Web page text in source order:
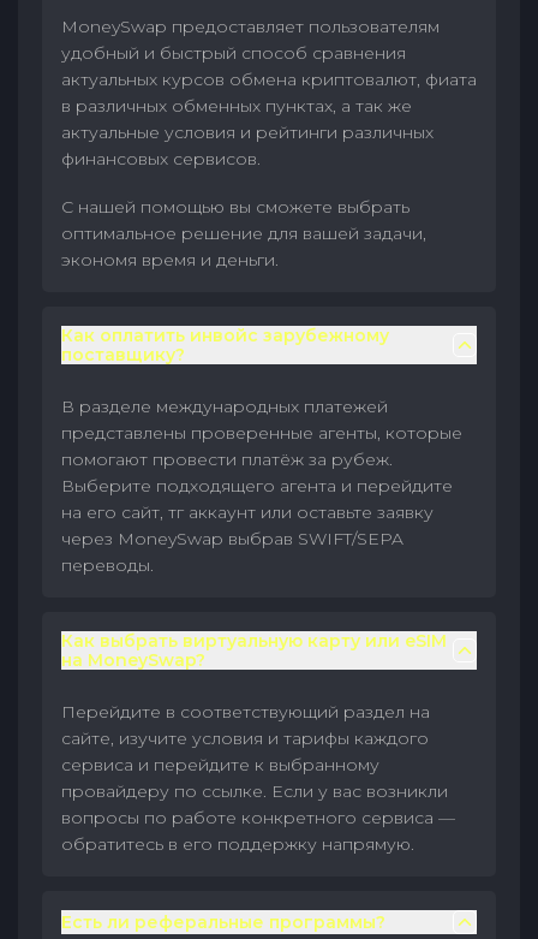
MoneySwap предоставляет пользователям
удобный и быстрый способ сравнения
актуальных курсов обмена криптовалют, фиата
в различных обменных пунктах, а так же
актуальные условия и рейтинги различных
финансовых сервисов.
С нашей помощью вы сможете выбрать
оптимальное решение для вашей задачи,
экономя время и деньги.
Как оплатить инвойс зарубежному
поставщику?
В разделе международных платежей
представлены проверенные агенты, которые
помогают провести платёж за рубеж.
Выберите подходящего агента и перейдите
на его сайт, тг аккаунт или оставьте заявку
через MoneySwap выбрав SWIFT/SEPA
переводы.
Как выбрать виртуальную карту или eSIM
на MoneySwap?
Перейдите в соответствующий раздел на
сайте, изучите условия и тарифы каждого
сервиса и перейдите к выбранному
провайдеру по ссылке. Если у вас возникли
вопросы по работе конкретного сервиса —
обратитесь в его поддержку напрямую.
Есть ли реферальные программы?